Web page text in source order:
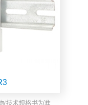
/技术规格书为准